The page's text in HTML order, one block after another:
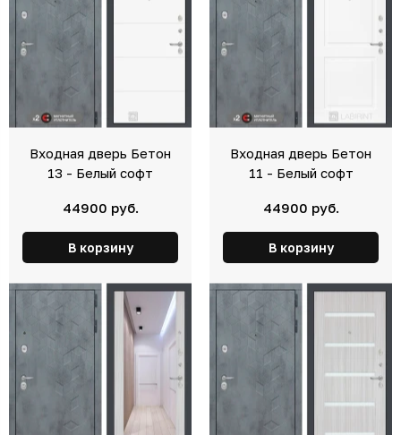
Входная дверь Бетон
13 - Белый софт
44900 руб.
В корзину
Входная дверь Бетон
11 - Белый софт
44900 руб.
В корзину